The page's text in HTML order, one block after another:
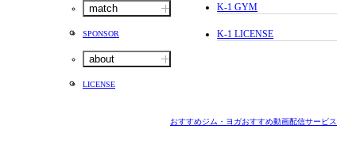
match
SPONSOR
about
LICENSE
K-1 GYM
K-1 LICENSE
おすすめジム・ヨガおすすめ動画配信サービス